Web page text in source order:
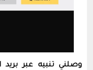
وصلني تنبيه عبر بريد